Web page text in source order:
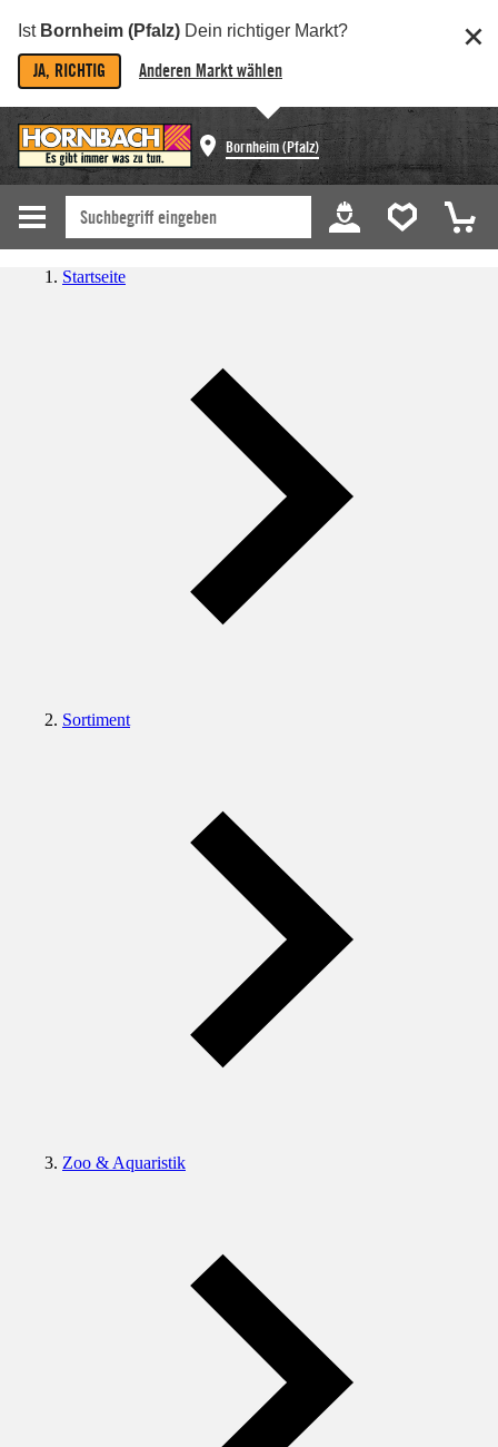
Ist Bornheim (Pfalz) Dein richtiger Markt?
JA, RICHTIG Anderen Markt wählen
Bornheim (Pfalz)
Startseite
Sortiment
Zoo & Aquaristik